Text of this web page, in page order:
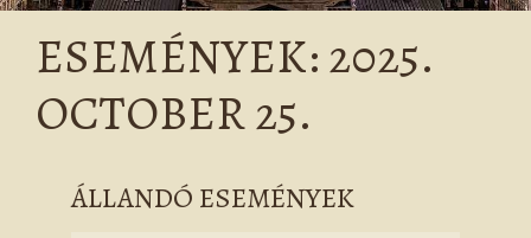
ESEMÉNYEK: 2025.
OCTOBER 25.
ÁLLANDÓ ESEMÉNYEK